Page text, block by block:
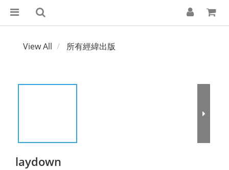
View All 所有經緯出版
laydown